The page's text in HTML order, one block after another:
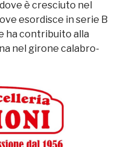
è cresciuto nel
esordisce in serie B
ha contribuito alla
nel girone calabro-